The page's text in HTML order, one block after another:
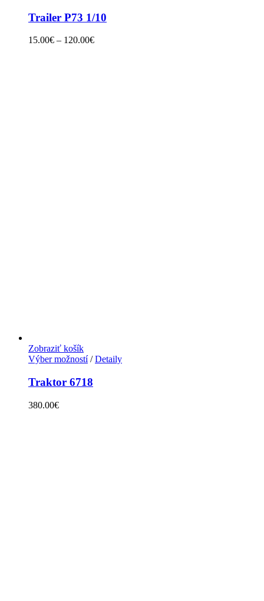
Trailer P73 1/10
15.00€ – 120.00€
Zobraziť košík
Výber možností/ Detaily
Traktor 6718
380.00€